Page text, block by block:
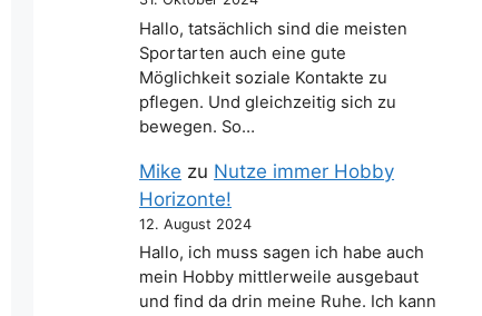
Hallo, tatsächlich sind die meisten
Sportarten auch eine gute
Möglichkeit soziale Kontakte zu
pflegen. Und gleichzeitig sich zu
bewegen. So…
Mike zu Nutze immer Hobby
Horizonte!
12. August 2024
Hallo, ich muss sagen ich habe auch
mein Hobby mittlerweile ausgebaut
und find da drin meine Ruhe. Ich kann